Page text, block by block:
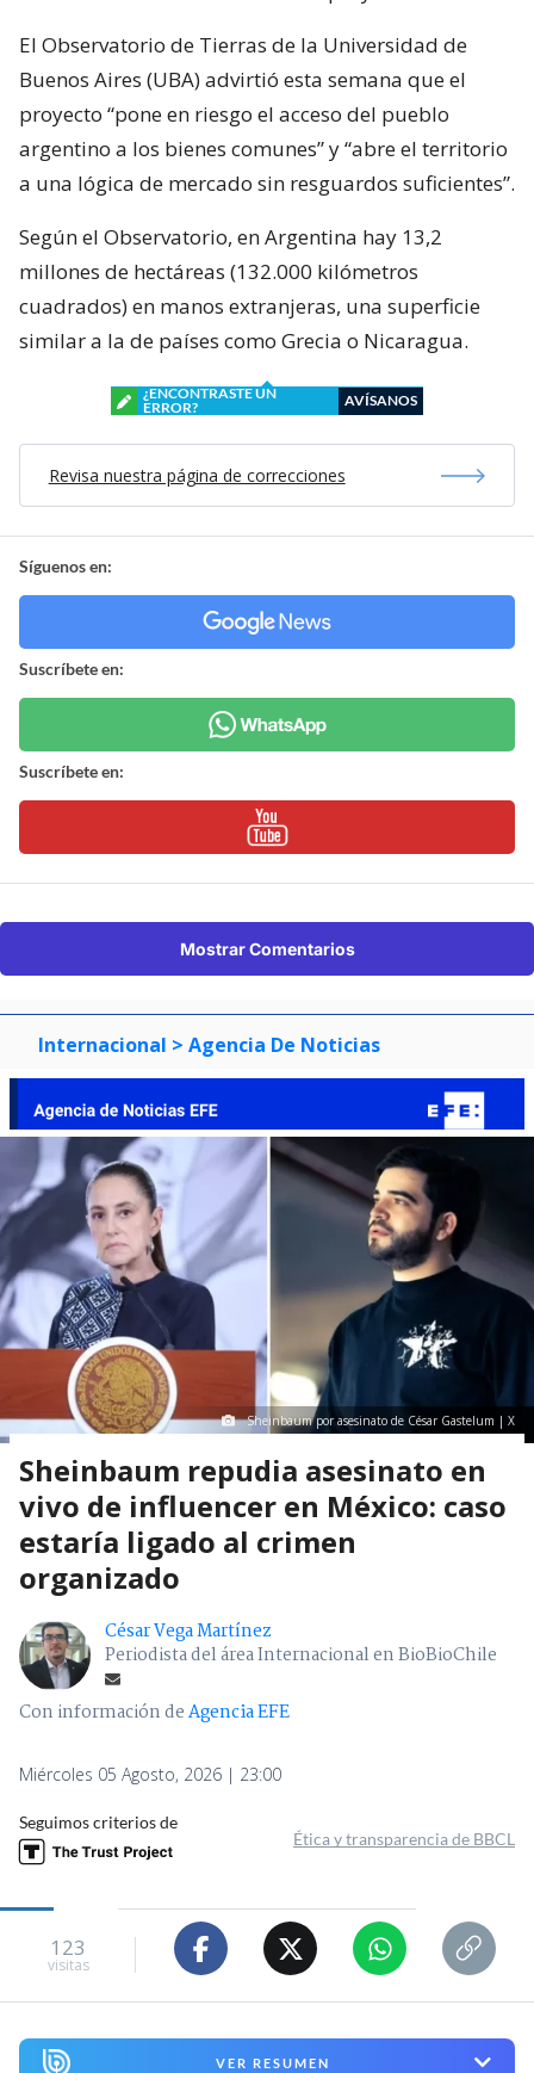
El Observatorio de Tierras de la Universidad de
Buenos Aires (UBA) advirtió esta semana que el
proyecto “pone en riesgo el acceso del pueblo
argentino a los bienes comunes” y “abre el territorio
a una lógica de mercado sin resguardos suficientes”.
Según el Observatorio, en Argentina hay 13,2
millones de hectáreas (132.000 kilómetros
cuadrados) en manos extranjeras, una superficie
similar a la de países como Grecia o Nicaragua.
¿ENCONTRASTE UN
ERROR?
AVÍSANOS
Revisa nuestra página de correcciones
Síguenos en:
Suscríbete en:
Suscríbete en:
Mostrar Comentarios
Internacional > Agencia De Noticias
Sheinbaum por asesinato de César Gastelum | X
Sheinbaum repudia asesinato en
vivo de influencer en México: caso
estaría ligado al crimen
organizado
César Vega Martínez
Periodista del área Internacional en BioBioChile
Con información deAgencia EFE
Miércoles 05 Agosto, 2026 | 23:00
Seguimos criterios de
Ética y transparencia de BBCL
123
visitas
VER RESUMEN